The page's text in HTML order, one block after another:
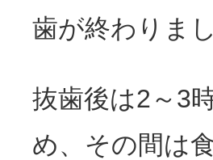
歯が終わりま
抜歯後は2～3
め、その間は